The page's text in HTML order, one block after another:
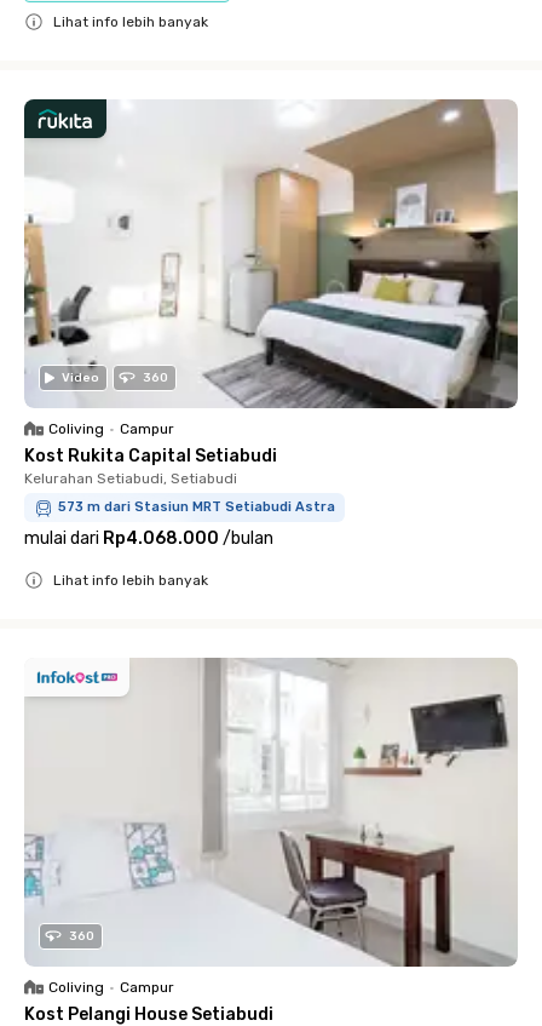
Lihat info lebih banyak
Video 360
Coliving • Campur
Kost Rukita Capital Setiabudi
Kelurahan Setiabudi, Setiabudi
573 m dari Stasiun MRT Setiabudi Astra
mulai dari Rp4.068.000 /bulan
Lihat info lebih banyak
360
Coliving • Campur
Kost Pelangi House Setiabudi